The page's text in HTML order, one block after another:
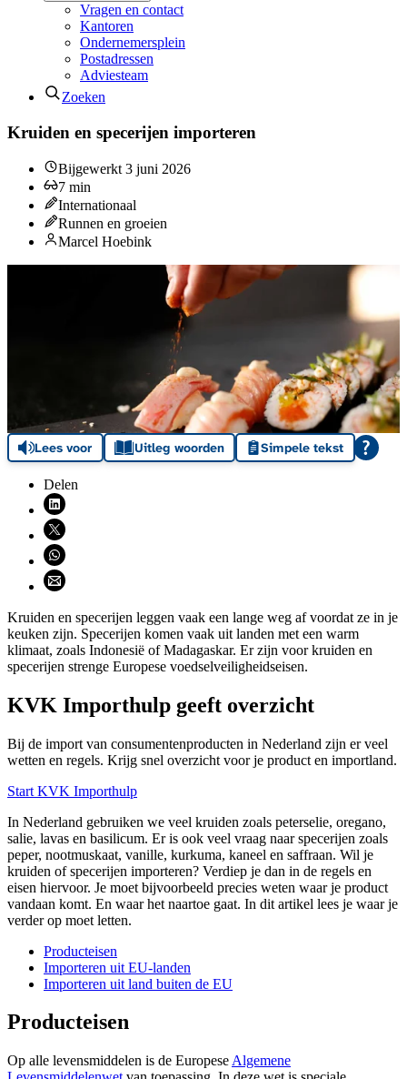
Vragen en contact
Kantoren
Ondernemersplein
Postadressen
Adviesteam
Zoeken
Kruiden en specerijen importeren
Bijgewerkt 3 juni 2026
7 min
Internationaal
Runnen en groeien
Marcel Hoebink
Lees voor Uitleg woorden Simpele tekst
Delen
Deel via LinkedIn (opent nieuw venster)
Deel via X (opent nieuw venster)
Deel via WhatsApp (opent WhatsApp)
Deel via email (opent email programma)
Kruiden en specerijen leggen vaak een lange weg af voordat ze in je
keuken zijn. Specerijen komen vaak uit landen met een warm
klimaat, zoals Indonesië of Madagaskar. Er zijn voor kruiden en
specerijen strenge Europese voedselveiligheidseisen.
KVK Importhulp geeft overzicht
Bij de import van consumentenproducten in Nederland zijn er veel
wetten en regels. Krijg snel overzicht voor je product en importland.
Start KVK Importhulp
In Nederland gebruiken we veel kruiden zoals peterselie, oregano,
salie, lavas en basilicum. Er is ook veel vraag naar specerijen zoals
peper, nootmuskaat, vanille, kurkuma, kaneel en saffraan. Wil je
kruiden of specerijen importeren? Verdiep je dan in de regels en
eisen hiervoor. Je moet bijvoorbeeld precies weten waar je product
vandaan komt. En waar het naartoe gaat. In dit artikel lees je waar je
verder op moet letten.
Producteisen
Importeren uit EU-landen
Importeren uit land buiten de EU
Producteisen
Op alle levensmiddelen is de Europese Algemene